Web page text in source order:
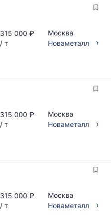
315 000 ₽
/ т
Москва
Новаметалл
›
315 000 ₽
/ т
Москва
Новаметалл
›
315 000 ₽
/ т
Москва
Новаметалл
›